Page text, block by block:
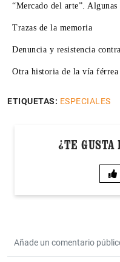
“Mercado del arte”. Algunas
Trazas de la memoria
Denuncia y resistencia
Otra historia de la vía férrea
ETIQUETAS: ESPECIALES
¿TE GUSTA